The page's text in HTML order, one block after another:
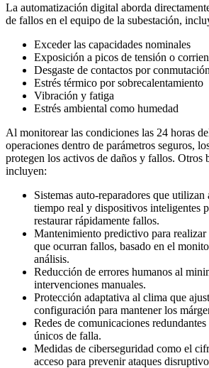
La automatización digital aborda
de fallos en el equipo de la subestación,
Exceder las capacidades nominales
Exposición a picos de tensión o
Desgaste de contactos por
Estrés térmico por sobrecalentamiento
Vibración y fatiga
Estrés ambiental como humedad
Al monitorear las condiciones las 24 horas
operaciones dentro de parámetros seguros,
protegen los activos de daños y fallos. Otros
incluyen:
Sistemas auto-reparadores que
tiempo real y dispositivos inteligentes
restaurar rápidamente fallos.
Mantenimiento predictivo para realizar
que ocurran fallos, basado en el
análisis.
Reducción de errores humanos al
intervenciones manuales.
Protección adaptativa al clima que
configuración para mantener los
Redes de comunicaciones redundantes
únicos de falla.
Medidas de ciberseguridad como el
acceso para prevenir ataques